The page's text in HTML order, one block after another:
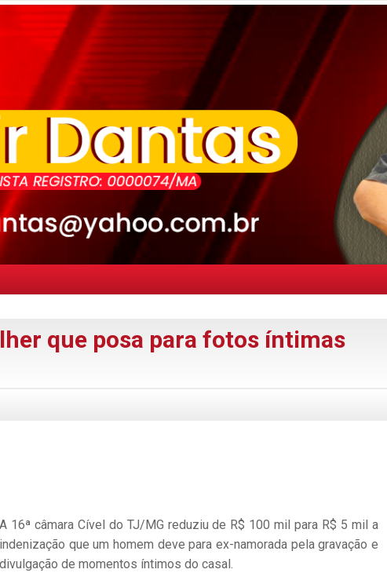
que posa para fotos íntimas
A 16ª câmara Cível do TJ/MG reduziu de R$ 100 mil para R$ 5 mil a
indenização que um homem deve para ex-namorada pela gravação e
divulgação de momentos íntimos do casal.